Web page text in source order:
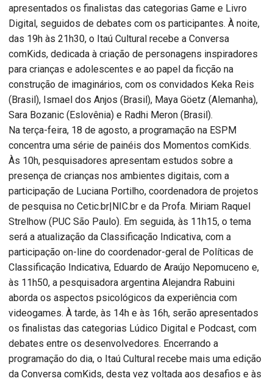
apresentados os finalistas das categorias Game e Livro
Digital, seguidos de debates com os participantes. À noite,
das 19h às 21h30, o Itaú Cultural recebe a Conversa
comKids, dedicada à criação de personagens inspiradores
para crianças e adolescentes e ao papel da ficção na
construção de imaginários, com os convidados Keka Reis
(Brasil), Ismael dos Anjos (Brasil), Maya Göetz (Alemanha),
Sara Bozanic (Eslovênia) e Radhi Meron (Brasil).
Na terça-feira, 18 de agosto, a programação na ESPM
concentra uma série de painéis dos Momentos comKids.
Às 10h, pesquisadores apresentam estudos sobre a
presença de crianças nos ambientes digitais, com a
participação de Luciana Portilho, coordenadora de projetos
de pesquisa no Cetic.br|NIC.br e da Profa. Miriam Raquel
Strelhow (PUC São Paulo). Em seguida, às 11h15, o tema
será a atualização da Classificação Indicativa, com a
participação on-line do coordenador-geral de Políticas de
Classificação Indicativa, Eduardo de Araújo Nepomuceno e,
às 11h50, a pesquisadora argentina Alejandra Rabuini
aborda os aspectos psicológicos da experiência com
videogames. À tarde, às 14h e às 16h, serão apresentados
os finalistas das categorias Lúdico Digital e Podcast, com
debates entre os desenvolvedores. Encerrando a
programação do dia, o Itaú Cultural recebe mais uma edição
da Conversa comKids, desta vez voltada aos desafios e às